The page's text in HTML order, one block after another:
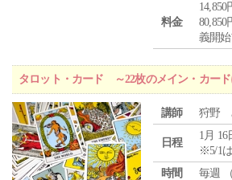
料金
義開始
タロット・カード ～22枚のメイン・カー
講師 狩野
日程
1月 16
※5/1
時間
毎週 （